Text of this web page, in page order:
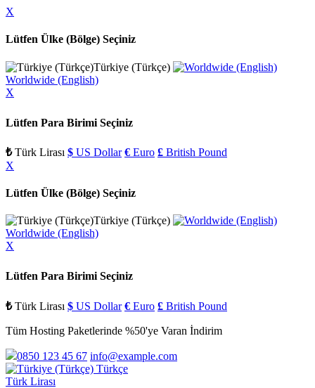
X
Lütfen Ülke (Bölge) Seçiniz
Türkiye (Türkçe)
Worldwide (English)
X
Lütfen Para Birimi Seçiniz
₺Türk Lirası $ US Dollar € Euro £ British Pound
X
Lütfen Ülke (Bölge) Seçiniz
Türkiye (Türkçe)
Worldwide (English)
X
Lütfen Para Birimi Seçiniz
₺Türk Lirası $ US Dollar € Euro £ British Pound
Tüm Hosting Paketlerinde %50'ye Varan İndirim
0850 123 45 67 info@example.com
Türkçe
Türk Lirası